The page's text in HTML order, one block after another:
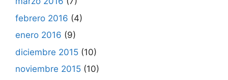
febrero 2016 (4)
enero 2016 (9)
diciembre 2015 (10)
noviembre 2015 (10)